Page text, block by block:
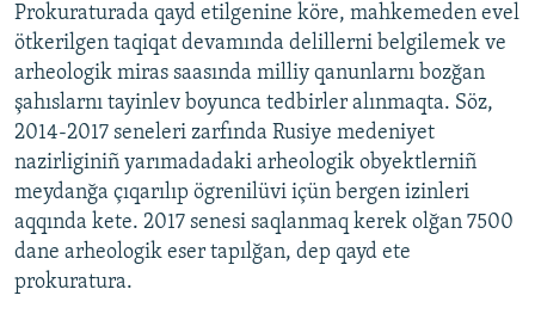
Prokuraturada qayd etilgenine köre, mahkemeden evel
ötkerilgen taqiqat devamında delillerni belgilemek ve
arheologik miras saasında milliy qanunlarnı bozğan
şahıslarnı tayinlev boyunca tedbirler alınmaqta. Söz,
2014-2017 seneleri zarfında Rusiye medeniyet
nazirliginiñ yarımadadaki arheologik obyektlerniñ
meydanğa çıqarılıp ögrenilüvi içün bergen izinleri
aqqında kete. 2017 senesi saqlanmaq kerek olğan 7500
dane arheologik eser tapılğan, dep qayd ete
prokuratura.